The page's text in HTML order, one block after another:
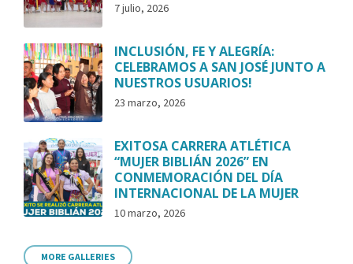
7 julio, 2026
INCLUSIÓN, FE Y ALEGRÍA:
CELEBRAMOS A SAN JOSÉ JUNTO A
NUESTROS USUARIOS!
23 marzo, 2026
EXITOSA CARRERA ATLÉTICA
“MUJER BIBLIÁN 2026” EN
CONMEMORACIÓN DEL DÍA
INTERNACIONAL DE LA MUJER
10 marzo, 2026
MORE GALLERIES